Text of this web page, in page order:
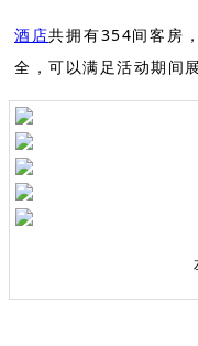
酒店共拥有354间客房
全，可以满足活动期间